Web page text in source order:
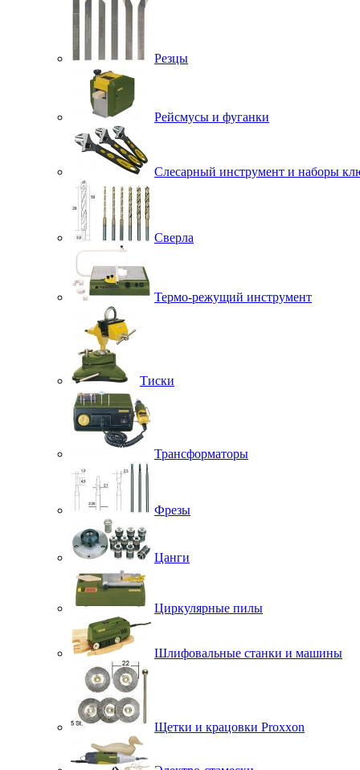
Резцы
Рейсмусы и фуганки
Слесарный инструмент и наборы
Сверла
Термо-режущий инструмент
Тиски
Трансформаторы
Фрезы
Цанги
Циркулярные пилы
Шлифовальные станки и машины
Щетки и крацовки Proxxon